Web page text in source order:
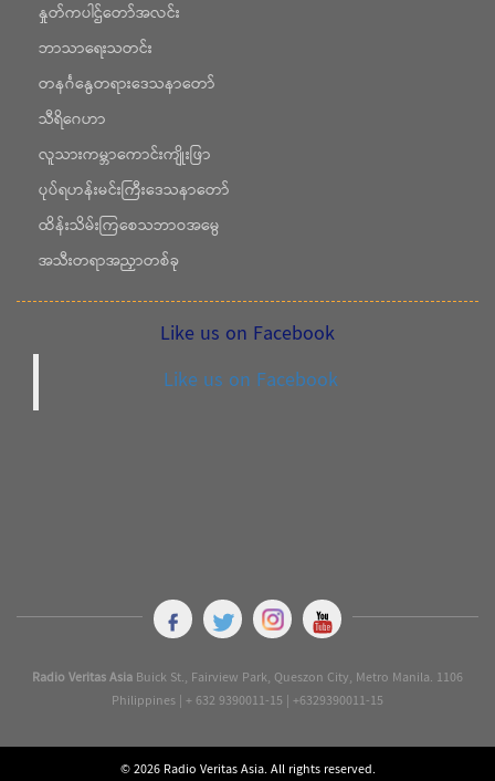
နှုတ်ကပါဌ်တော်အလင်း
ဘာသာရေးသတင်း
တနင်္ဂနွေတရားဒေသနာတော်
သီရိဂေဟာ
လူသားကမ္ဘာကောင်းကျိုးဖြာ
ပုပ်ရဟန်းမင်းကြီးဒေသနာတော်
ထိန်းသိမ်းကြစေသဘာဝအမွေ
အသီးတရာအညှာတစ်ခု
Like us on Facebook
Like us on Facebook
Radio Veritas AsiaBuick St., Fairview Park, Queszon City, Metro Manila. 1106
Philippines | + 632 9390011-15 | +6329390011-15
© 2026 Radio Veritas Asia. All rights reserved.